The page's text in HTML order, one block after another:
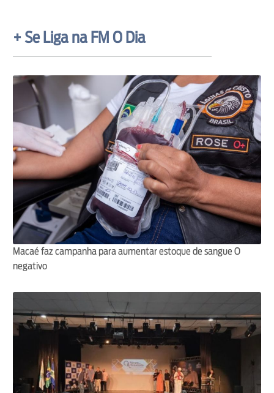
+ Se Liga na FM O Dia
Macaé faz campanha para aumentar estoque de sangue O
negativo